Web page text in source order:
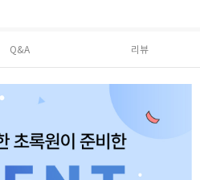
Q&A 리뷰